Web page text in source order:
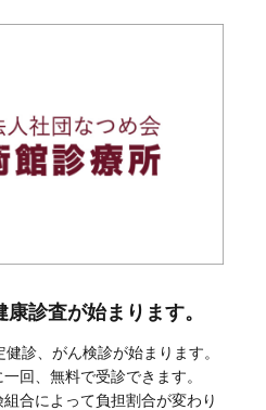
診査が始まります。
診、がん検診が始まります。
回、無料で受診できます。
組合によって負担割合が変わり